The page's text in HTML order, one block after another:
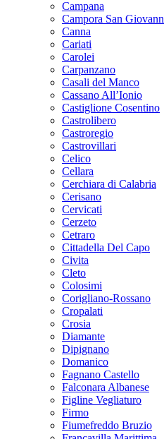
Campana
Campora San
Canna
Cariati
Carolei
Carpanzano
Casali del Manco
Cassano All’Ionio
Castiglione Cosentino
Castrolibero
Castroregio
Castrovillari
Celico
Cellara
Cerchiara di Calabria
Cerisano
Cervicati
Cerzeto
Cetraro
Cittadella Del Capo
Civita
Cleto
Colosimi
Corigliano-Rossano
Cropalati
Crosia
Diamante
Dipignano
Domanico
Fagnano Castello
Falconara Albanese
Figline Vegliaturo
Firmo
Fiumefreddo Bruzio